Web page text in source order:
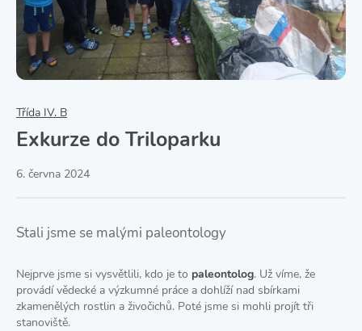
Třída IV. B
Exkurze do Triloparku
6. června 2024
Stali jsme se malými paleontology
Nejprve jsme si vysvětlili, kdo je to paleontolog. Už víme, že
provádí vědecké a výzkumné práce a dohlíží nad sbírkami
zkamenělých rostlin a živočichů. Poté jsme si mohli projít tři
stanoviště.